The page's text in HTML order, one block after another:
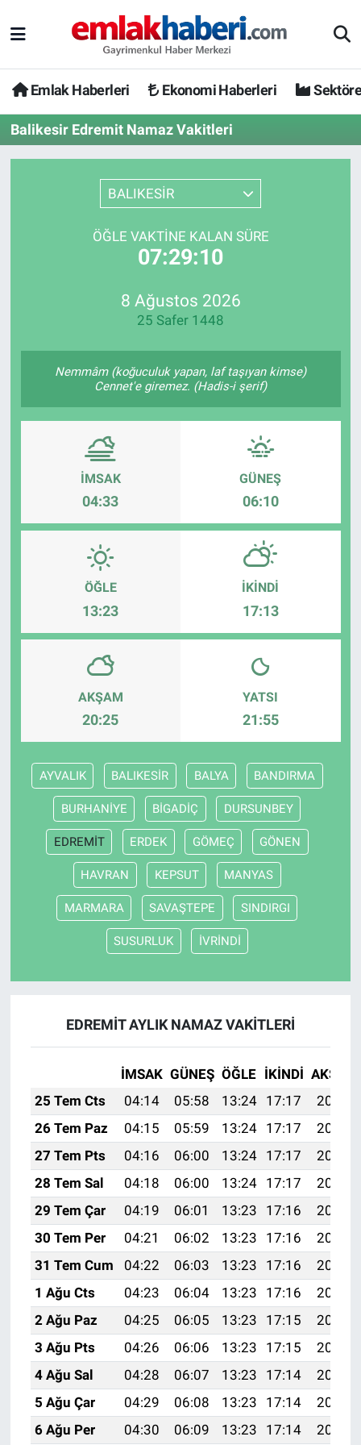
Emlak Haberleri Ekonomi Haberleri
Balikesir Edremit Namaz Vakitleri
BALIKESİR
ÖĞLE VAKTINE KALAN SÜRE
07:29:10
8 Ağustos 2026
25 Safer 1448
Nemmâm (koğuculuk yapan, laf taşıyan kimse)
Cennet'e giremez. (Hadis-i şerif)
İMSAK
04:33
GÜNEŞ
06:10
ÖĞLE
13:23
İKINDI
17:13
AKŞAM
20:25
YATSI
21:55
AYVALIK BALIKESİR BALYA BANDIRMA
BURHANİYE BİGADİÇ DURSUNBEY
EDREMİT ERDEK GÖMEÇ GÖNEN
HAVRAN KEPSUT MANYAS
MARMARA SAVAŞTEPE SINDIRGI
SUSURLUK İVRİNDİ
EDREMİT AYLIK NAMAZ VAKITLERI
İMSAK GÜNEŞ ÖĞLE İKINDI AKŞAM
25 Tem Cts
04:14 05:58 13:24 17:17
20:39
26 Tem Paz
04:15 05:59 13:24 17:17
20:38
27 Tem Pts
04:16 06:00 13:24 17:17
20:37
28 Tem Sal
04:18 06:00 13:24 17:17
20:37
29 Tem Çar
04:19 06:01 13:23 17:16
20:36
30 Tem Per
04:21 06:02 13:23 17:16
20:35
31 Tem Cum
04:22 06:03 13:23 17:16
20:34
1 Ağu Cts
04:23 06:04 13:23 17:16
20:33
2 Ağu Paz
04:25 06:05 13:23 17:15
20:32
3 Ağu Pts
04:26 06:06 13:23 17:15
20:31
4 Ağu Sal
04:28 06:07 13:23 17:14
20:29
5 Ağu Çar
04:29 06:08 13:23 17:14
20:28
6 Ağu Per
04:30 06:09 13:23 17:14 20:27